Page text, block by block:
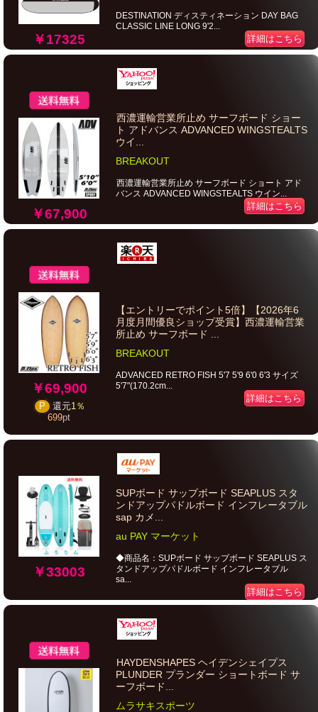
￥17325
DESTINATION ディスティネーション DAY BAG
CLASSIC LINE LONG 9'2...
詳細はこちら
￥67,900
西濃運輸営業所止め サーフボード ショー
ト アドバンス ADVANCED WINGSTEALTS
ウイ...
BREAKOUT
西濃運輸営業所止め サーフボード ショート アド
バンス ADVANCED WINGSTEALTS ウイン...
詳細はこちら
￥69,900
P 還元1％
699pt
【エントリーでポイント5倍】【2026年6
月度月間優良ショップ受賞】西濃運輸営業
所止め サーフボード ...
BREAKOUT
ADVANCED RETRO FISH 5'7 5'9 6'0 6'3 サイズ
5'7"(170.2cm...
詳細はこちら
￥33003
SUPボード サップボード SEAPLUS スタ
ンドアップパドルボード インフレータブル
sap カメ...
au PAY マーケット
◆商品名：SUPボード サップボード SEAPLUS ス
タンドアップパドルボード インフレータブル
sa...
詳細はこちら
HAYDENSHAPES ヘイデンシェイプス
PLUNDER プランダー ショートボード サ
ーフボード...
ムラサキスポーツ